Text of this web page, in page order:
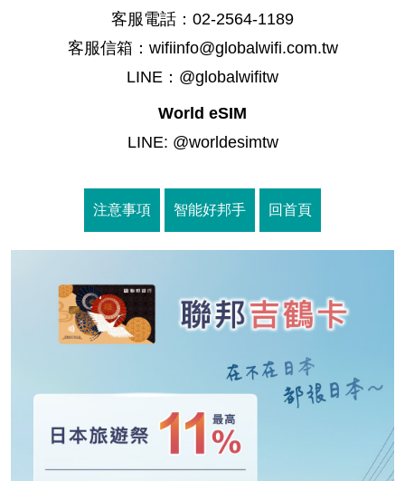
客服電話：02-2564-1189
客服信箱：wifiinfo@globalwifi.com.tw
LINE：@globalwifitw
World eSIM
LINE: @worldesimtw
注意事項 智能好邦手 回首頁